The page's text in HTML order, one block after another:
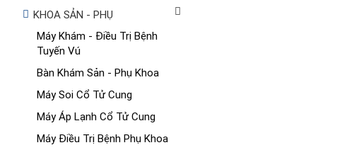
KHOA SẢN - PHỤ
Máy Khám - Điều Trị Bệnh
Tuyến Vú
Bàn Khám Sản - Phụ Khoa
Máy Soi Cổ Tử Cung
Máy Áp Lạnh Cổ Tử Cung
Máy Điều Trị Bệnh Phụ Khoa